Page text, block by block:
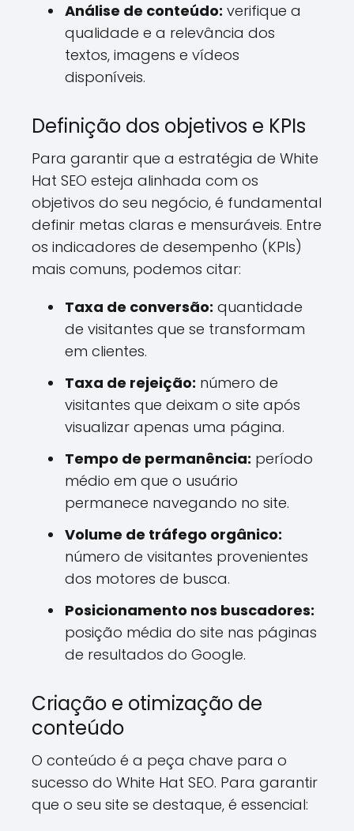
Análise de conteúdo: verifique a
qualidade e a relevância dos
textos, imagens e vídeos
disponíveis.
Definição dos objetivos e KPIs
Para garantir que a estratégia de White
Hat SEO esteja alinhada com os
objetivos do seu negócio, é fundamental
definir metas claras e mensuráveis. Entre
os indicadores de desempenho (KPIs)
mais comuns, podemos citar:
Taxa de conversão: quantidade
de visitantes que se transformam
em clientes.
Taxa de rejeição: número de
visitantes que deixam o site após
visualizar apenas uma página.
Tempo de permanência: período
médio em que o usuário
permanece navegando no site.
Volume de tráfego orgânico:
número de visitantes provenientes
dos motores de busca.
Posicionamento nos buscadores:
posição média do site nas páginas
de resultados do Google.
Criação e otimização de
conteúdo
O conteúdo é a peça chave para o
sucesso do White Hat SEO. Para garantir
que o seu site se destaque, é essencial: